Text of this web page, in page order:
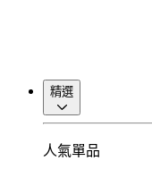
精選
人氣單品